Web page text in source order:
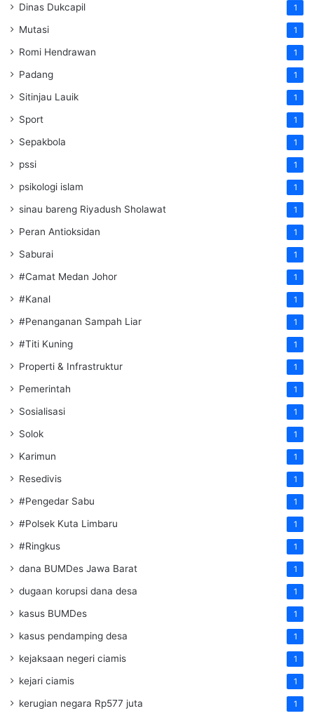
Dinas Dukcapil 1
Mutasi 1
Romi Hendrawan 1
Padang 1
Sitinjau Lauik 1
Sport 1
Sepakbola 1
pssi 1
psikologi islam 1
sinau bareng Riyadush Sholawat 1
Peran Antioksidan 1
Saburai 1
#Camat Medan Johor 1
#Kanal 1
#Penanganan Sampah Liar 1
#Titi Kuning 1
Properti & Infrastruktur 1
Pemerintah 1
Sosialisasi 1
Solok 1
Karimun 1
Resedivis 1
#Pengedar Sabu 1
#Polsek Kuta Limbaru 1
#Ringkus 1
dana BUMDes Jawa Barat 1
dugaan korupsi dana desa 1
kasus BUMDes 1
kasus pendamping desa 1
kejaksaan negeri ciamis 1
kejari ciamis 1
kerugian negara Rp577 juta 1